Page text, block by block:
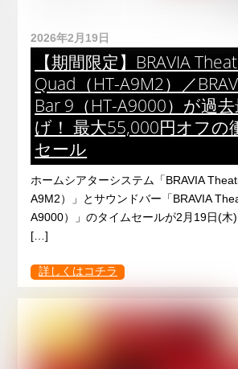
2026年2月19日
【期間限定】BRAVIA
Quad（HT-A9M2）／
Bar 9（HT-A9000）が過
げ！ 最大55,000円オフの
セール
ホームシアターシステム「BRAVIA
A9M2）」とサウンドバー「BRAVIA
A9000）」のタイムセールが2月19日(
[…]
詳しくはコチラ